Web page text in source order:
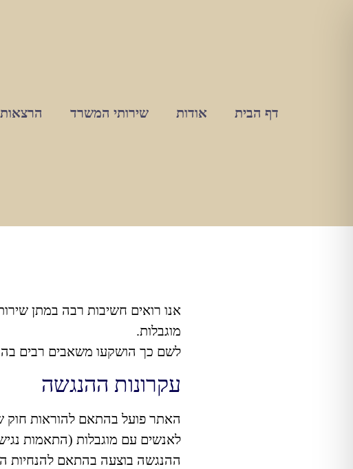
דף הבית אודות שירותי המשרד הרצאות
אנו רואים חשיבות רבה במתן
מוגבלות.
לשם כך הושקעו משאבים רבים
עקרונות ההנגשה
לאנשים עם מוגבלות (התאמות